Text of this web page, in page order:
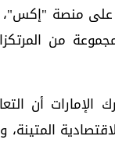
منصة "إكس"،
من
أن
المتينة،